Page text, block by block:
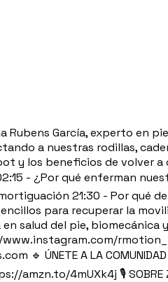
García, experto en
a nuestras rodillas,
y los beneficios de volver a
- ¿Por qué enferman
21:30 - Por qué
para recuperar la
en salud del pie,
🔹 ÚNETE A LA COMUNIDAD
4mUXk4j 🎙️ SOBRE